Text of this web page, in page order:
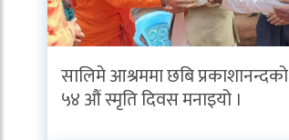
सालिमे आश्रममा छबि प्रकाशानन्दको
५४ औं स्मृति दिवस मनाइयो ।